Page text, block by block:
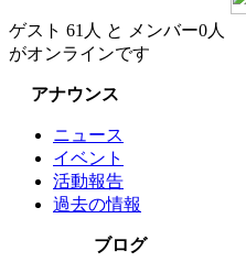
ゲスト 61人 と メンバー0人
がオンラインです
アナウンス
ニュース
イベント
活動報告
過去の情報
ブログ